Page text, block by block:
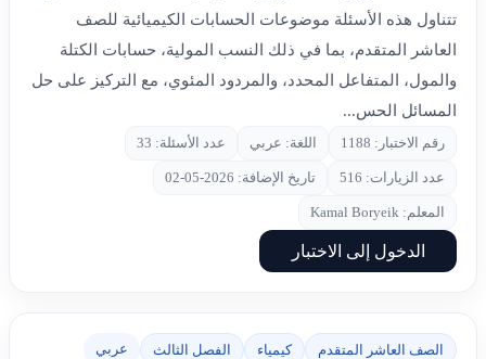
تتناول هذه الأسئلة موضوعات الحسابات الكيميائية للصف
العاشر المتقدم، بما في ذلك النسب المولية، حسابات الكتلة
والمول، المتفاعل المحدد، والمردود المئوي، مع التركيز على حل
المسائل الحس...
رقم الاختبار: 1188 اللغة: عربي عدد الأسئلة: 33
عدد الزيارات: 516 تاريخ الإضافة: 2026-05-02
المعلم: Kamal Boryeik
الدخول إلى الاختبار
الصف العاشر المتقدم كيمياء الفصل الثالث عربي